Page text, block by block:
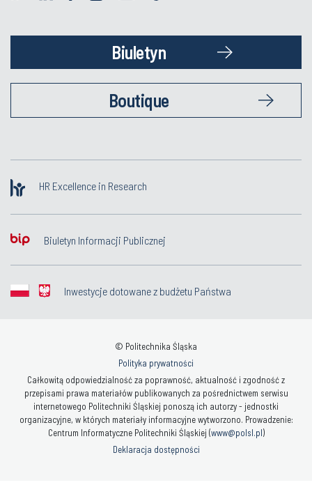
Biuletyn
Boutique
HR Excellence in Research
Biuletyn Informacji Publicznej
Inwestycje dotowane z budżetu Państwa
© Politechnika Śląska
Polityka prywatności
Całkowitą odpowiedzialność za poprawność, aktualność i zgodność z
przepisami prawa materiałów publikowanych za pośrednictwem serwisu
internetowego Politechniki Śląskiej ponoszą ich autorzy - jednostki
organizacyjne, w których materiały informacyjne wytworzono. Prowadzenie:
Centrum Informatyczne Politechniki Śląskiej (www@polsl.pl)
Deklaracja dostępności